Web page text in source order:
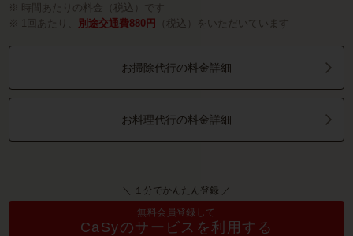
時間あたりの料金（税込）です
1回あたり、
別途交通費880円 （税込）をいただいています
お掃除代行の料金詳細
お料理代行の料金詳細
＼ １分でかんたん登録 ／
無料会員登録して
CaSyのサービスを利用する